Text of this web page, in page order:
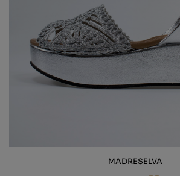
MADRESELVA